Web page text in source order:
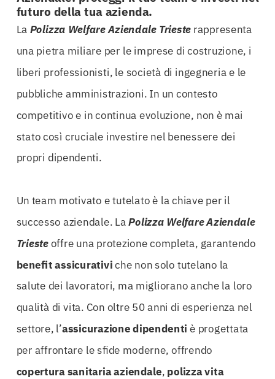
futuro della tua azienda.
La Polizza Welfare Aziendale Trieste rappresenta
una pietra miliare per le imprese di costruzione, i
liberi professionisti, le società di ingegneria e le
pubbliche amministrazioni. In un contesto
competitivo e in continua evoluzione, non è mai
stato così cruciale investire nel benessere dei
propri dipendenti.
Un team motivato e tutelato è la chiave per il
successo aziendale. LaPolizza Welfare Aziendale
Triesteoffre una protezione completa, garantendo
benefit assicurativiche non solo tutelano la
salute dei lavoratori, ma migliorano anche la loro
qualità di vita. Con oltre 50 anni di esperienza nel
settore, l’assicurazione dipendenti è progettata
per affrontare le sfide moderne, offrendo
copertura sanitaria aziendale, polizza vita